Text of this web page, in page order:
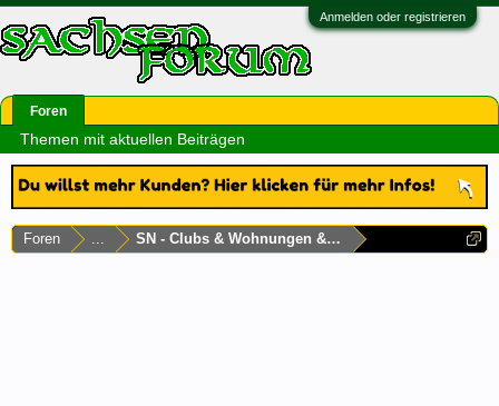
Anmelden oder registrieren
Foren ... SN - Clubs & Wohnungen & Laufhäuser
Foren
Themen mit aktuellen Beiträgen